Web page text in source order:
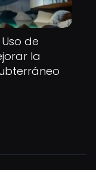
de
la